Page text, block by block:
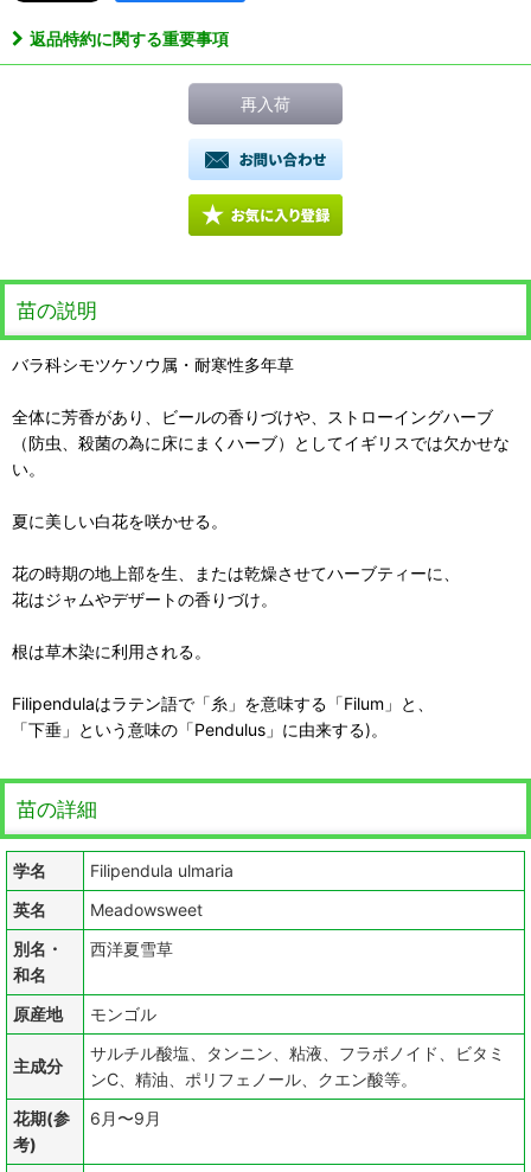
返品特約に関する重要事項
再入荷
苗の説明
バラ科シモツケソウ属・耐寒性多年草
全体に芳香があり、ビールの香りづけや、ストローイングハーブ
（防虫、殺菌の為に床にまくハーブ）としてイギリスでは欠かせな
い。
夏に美しい白花を咲かせる。
花の時期の地上部を生、または乾燥させてハーブティーに、
花はジャムやデザートの香りづけ。
根は草木染に利用される。
Filipendulaはラテン語で「糸」を意味する「Filum」と、
「下垂」という意味の「Pendulus」に由来する)。
苗の詳細
学名
Filipendula ulmaria
英名
Meadowsweet
別名・
和名
西洋夏雪草
原産地 モンゴル
主成分
サルチル酸塩、タンニン、粘液、フラボノイド、ビタミ
ンC、精油、ポリフェノール、クエン酸等。
花期(参
考)
6月〜9月